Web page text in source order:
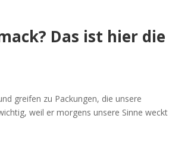
Das ist hier die
greifen zu Packungen, die unsere
weil er morgens unsere Sinne weckt